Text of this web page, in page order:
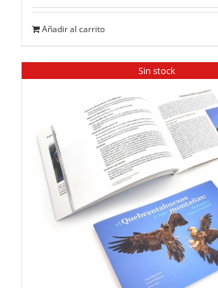
Añadir al carrito
Sin stock